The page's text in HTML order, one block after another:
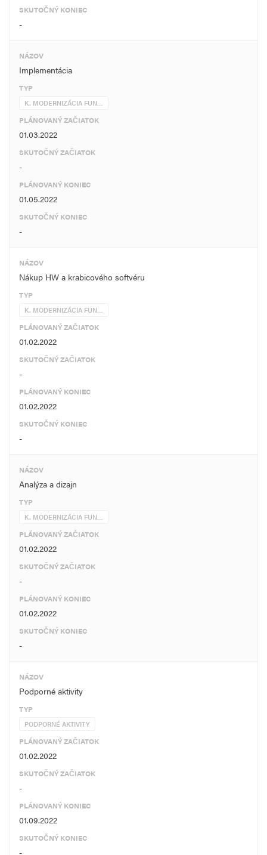
SKUTOČNÝ KONIEC
-
NÁZOV
Implementácia
TYP
K. MODERNIZÁCIA FUN…
PLÁNOVANÝ ZAČIATOK
01.03.2022
SKUTOČNÝ ZAČIATOK
-
PLÁNOVANÝ KONIEC
01.05.2022
SKUTOČNÝ KONIEC
-
NÁZOV
Nákup HW a krabicového softvéru
TYP
K. MODERNIZÁCIA FUN…
PLÁNOVANÝ ZAČIATOK
01.02.2022
SKUTOČNÝ ZAČIATOK
-
PLÁNOVANÝ KONIEC
01.02.2022
SKUTOČNÝ KONIEC
-
NÁZOV
Analýza a dizajn
TYP
K. MODERNIZÁCIA FUN…
PLÁNOVANÝ ZAČIATOK
01.02.2022
SKUTOČNÝ ZAČIATOK
-
PLÁNOVANÝ KONIEC
01.02.2022
SKUTOČNÝ KONIEC
-
NÁZOV
Podporné aktivity
TYP
PODPORNÉ AKTIVITY
PLÁNOVANÝ ZAČIATOK
01.02.2022
SKUTOČNÝ ZAČIATOK
-
PLÁNOVANÝ KONIEC
01.09.2022
SKUTOČNÝ KONIEC
-